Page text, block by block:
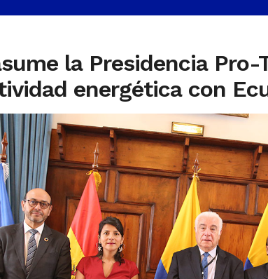
la Presidencia
energética con